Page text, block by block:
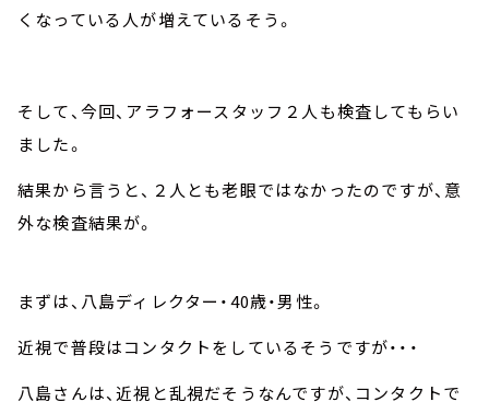
くなっている人が増えているそう。
そして、今回、アラフォースタッフ２人も検査してもらい
ました。
結果から言うと、２人とも老眼ではなかったのですが、意
外な検査結果が。
まずは、八島ディレクター・40歳・男性。
近視で普段はコンタクトをしているそうですが・・・
八島さんは、近視と乱視だそうなんですが、コンタクトで